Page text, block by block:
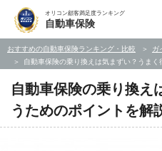
オリコン顧客満足度ランキング
自動車保険
おすすめの自動車保険ランキング・比較 ガ
自動車保険の乗り換えは気まずい？うま
自動車保険の乗り換え
うためのポイントを解